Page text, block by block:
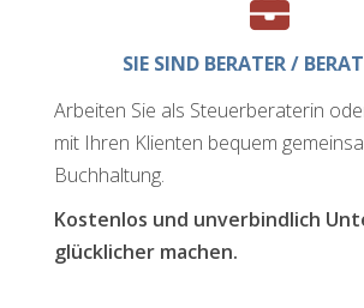
SIE SIND BERATER /
Arbeiten Sie als Steuerberaterin
mit Ihren Klienten bequem
Buchhaltung.
Kostenlos und unverbindlich
glücklicher machen.